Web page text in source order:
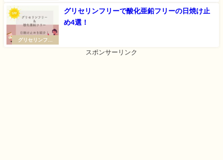
ー・毛穴ケア
グリセリンフリ
グリセリンフリーで酸化亜鉛フリーの日焼け止
め4選！
スポンサーリンク